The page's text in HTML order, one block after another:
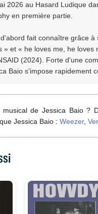
2026 au Hasard Ludique
en première partie.
fait connaître grâce
» et « he loves me, he
(2024). Forte d'une
Baio s'impose rapidement
de Jessica Baio ?
Jessica Baio : Weezer,